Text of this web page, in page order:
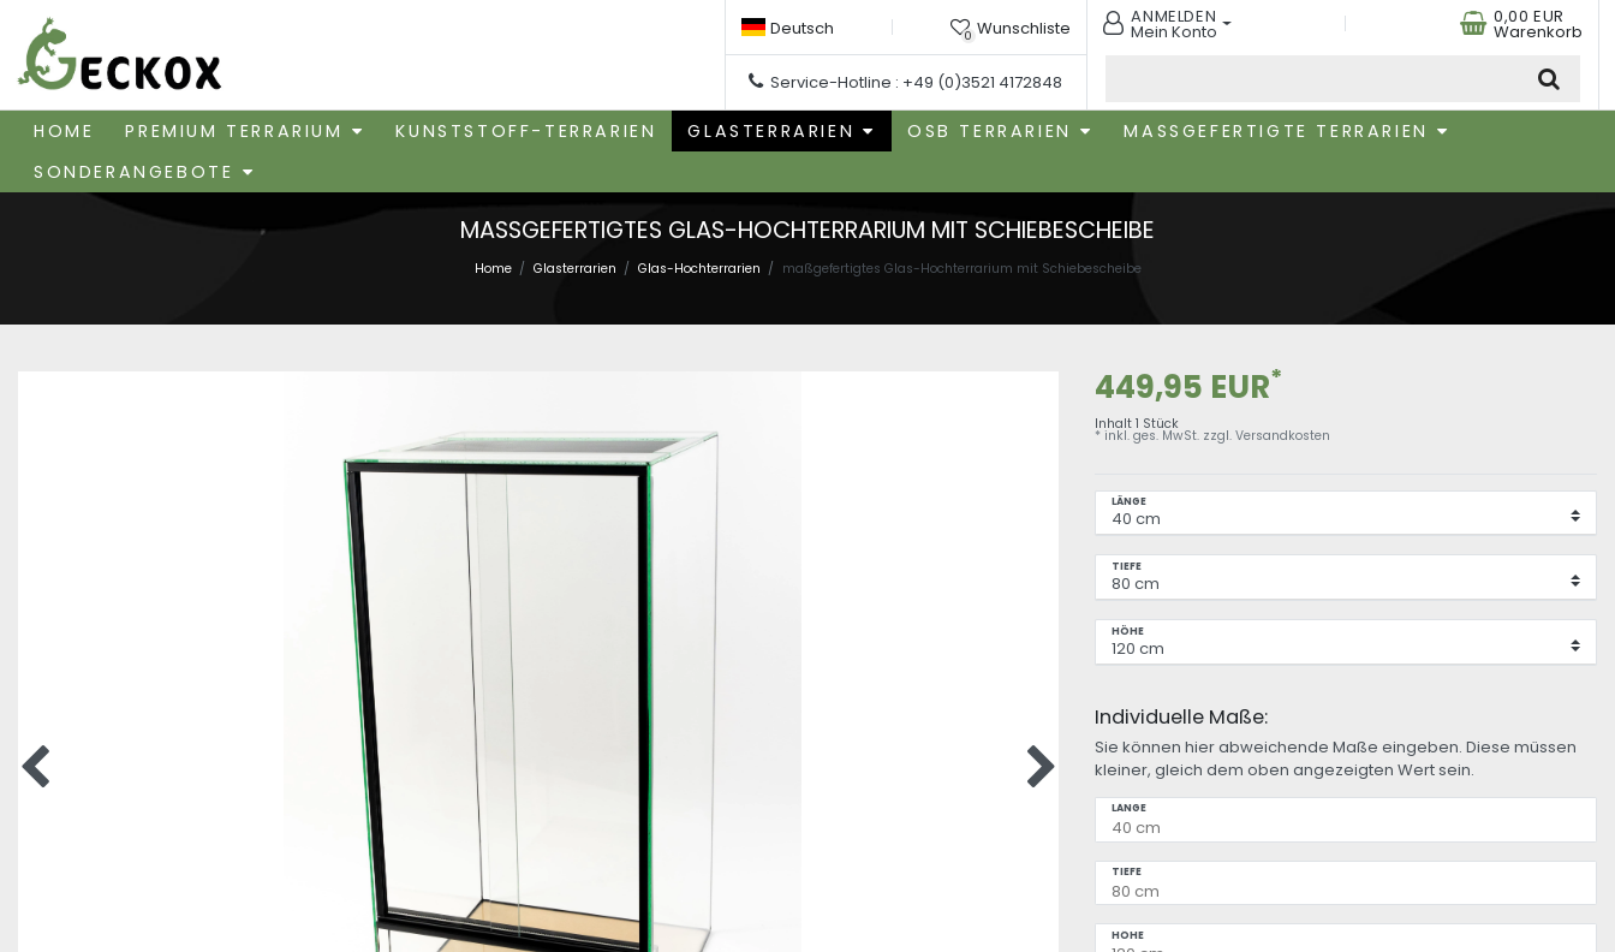
Deutsch 0 Wunschliste
Service-Hotline : +49 (0)3521 4172848
ANMELDEN
Mein Konto
0,00 EUR
Warenkorb
HOME PREMIUM TERRARIUM KUNSTSTOFF-TERRARIEN GLASTERRARIEN OSB TERRARIEN
MASSGEFERTIGTE TERRARIEN
SONDERANGEBOTE
MASSGEFERTIGTES GLAS-HOCHTERRARIUM MIT SCHIEBESCHEIBE
Home Glasterrarien Glas-Hochterrarien maßgefertigtes Glas-Hochterrarium mit Schiebescheibe
449,95 EUR*
Inhalt 1 Stück
* inkl. ges. MwSt. zzgl. Versandkosten
LÄNGE
TIEFE
HÖHE
Individuelle Maße:
Sie können hier abweichende Maße eingeben. Diese müssen
kleiner, gleich dem oben angezeigten Wert sein.
LÄNGE
TIEFE
HÖHE